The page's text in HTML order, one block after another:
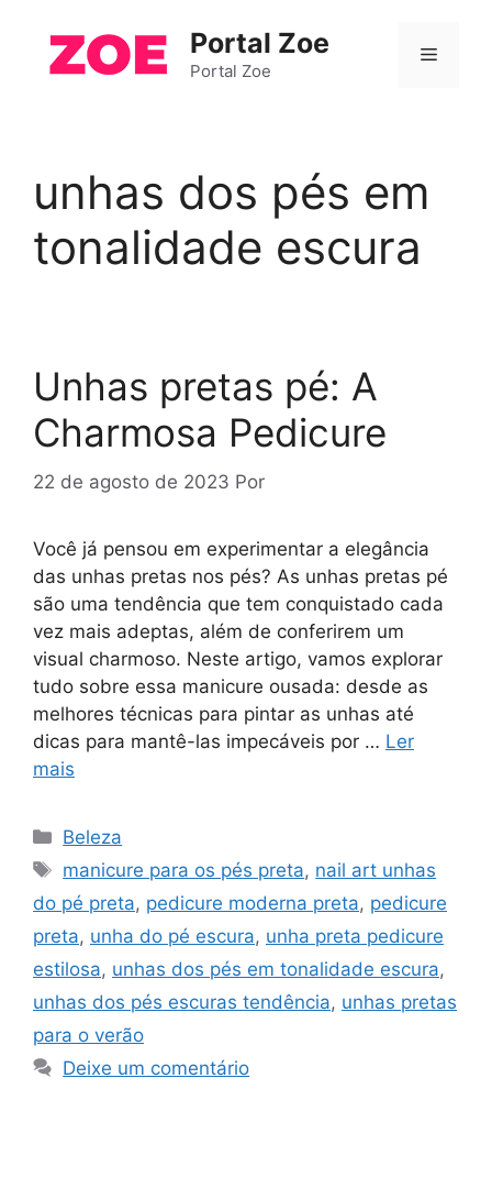
Portal Zoe
Portal Zoe
Menu
unhas dos pés em
tonalidade escura
Unhas pretas pé: A
Charmosa Pedicure
22 de agosto de 2023 Por
Você já pensou em experimentar a elegância
das unhas pretas nos pés? As unhas pretas pé
são uma tendência que tem conquistado cada
vez mais adeptas, além de conferirem um
visual charmoso. Neste artigo, vamos explorar
tudo sobre essa manicure ousada: desde as
melhores técnicas para pintar as unhas até
dicas para mantê-las impecáveis por … Ler
mais
Categorias
Beleza
Tags
manicure para os pés preta, nail art unhas
do pé preta, pedicure moderna preta, pedicure
preta, unha do pé escura, unha preta pedicure
estilosa, unhas dos pés em tonalidade escura,
unhas dos pés escuras tendência, unhas pretas
para o verão
Deixe um comentário